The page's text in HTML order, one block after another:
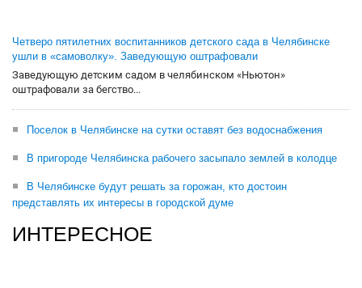
Четверо пятилетних воспитанников детского сада в Челябинске
ушли в «самоволку». Заведующую оштрафовали
Заведующую детским садом в челябинском «Ньютон»
оштрафовали за бегство...
Поселок в Челябинске на сутки оставят без водоснабжения
В пригороде Челябинска рабочего засыпало землей в колодце
В Челябинске будут решать за горожан, кто достоин
представлять их интересы в городской думе
ИНТЕРЕСНОЕ